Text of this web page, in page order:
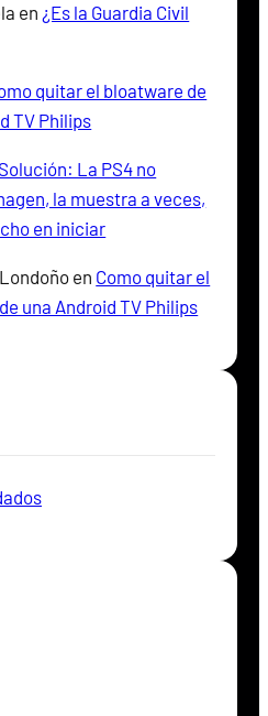
en ¿Es la Guardia Civil
quitar el bloatware de
TV Philips
Solución: La PS4 no
la muestra a veces,
en iniciar
en Como quitar el
una Android TV Philips